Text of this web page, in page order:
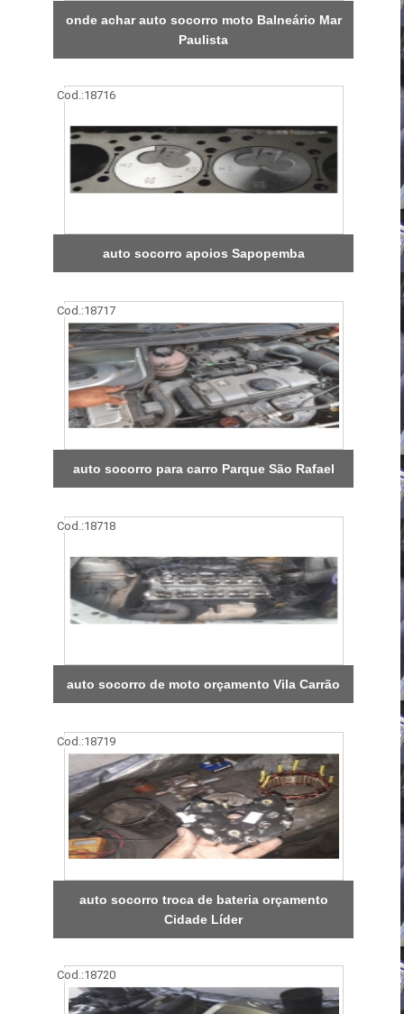
onde achar auto socorro moto Balneário Mar
Paulista
Cod.:18716
auto socorro apoios Sapopemba
Cod.:18717
auto socorro para carro Parque São Rafael
Cod.:18718
auto socorro de moto orçamento Vila Carrão
Cod.:18719
auto socorro troca de bateria orçamento
Cidade Líder
Cod.:18720